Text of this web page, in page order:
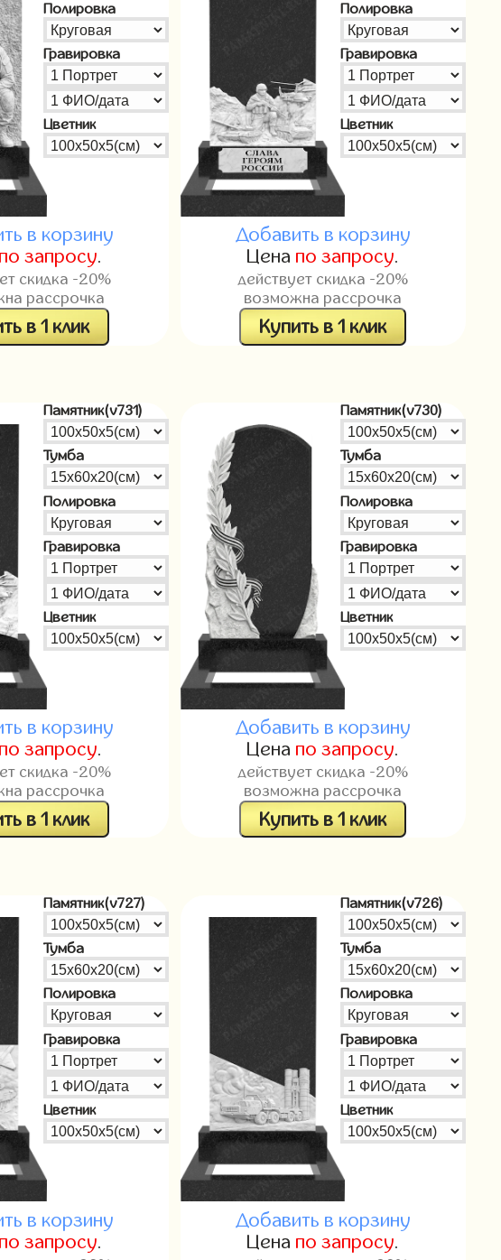
Полировка
Гравировка
Цветник
в корзину
по запросу.
скидка -20%
рассрочка
в 1 клик
Полировка
Гравировка
Цветник
Добавить в корзину
Цена по запросу.
действует скидка -20%
возможна рассрочка
Купить в 1 клик
Памятник(v731)
Тумба
Полировка
Гравировка
Цветник
в корзину
по запросу.
скидка -20%
рассрочка
в 1 клик
Памятник(v730)
Тумба
Полировка
Гравировка
Цветник
Добавить в корзину
Цена по запросу.
действует скидка -20%
возможна рассрочка
Купить в 1 клик
Памятник(v727)
Тумба
Полировка
Гравировка
Цветник
в корзину
по запросу.
Памятник(v726)
Тумба
Полировка
Гравировка
Цветник
Добавить в корзину
Цена по запросу.